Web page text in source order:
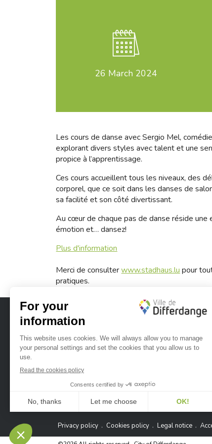
26 March 2024
Les cours de danse avec Sergio Mel,
explorant divers styles avec talent et une
propice à l’apprentissage.
Ces cours accueillent tous les niveaux, des
corporel, que ce soit dans les danses de
sa facilité et son côté divertissant.
Au cœur de chaque pas de danse réside
émotion et… dansez!
Plus d'information
Merci de consulterwww.stadhaus.lu pour
pratiques.
City of Differdange
Ville de Differdange sur Facebook
Ville de Differdange sur Instagram
Privacy policy Cookies policy Legal notice